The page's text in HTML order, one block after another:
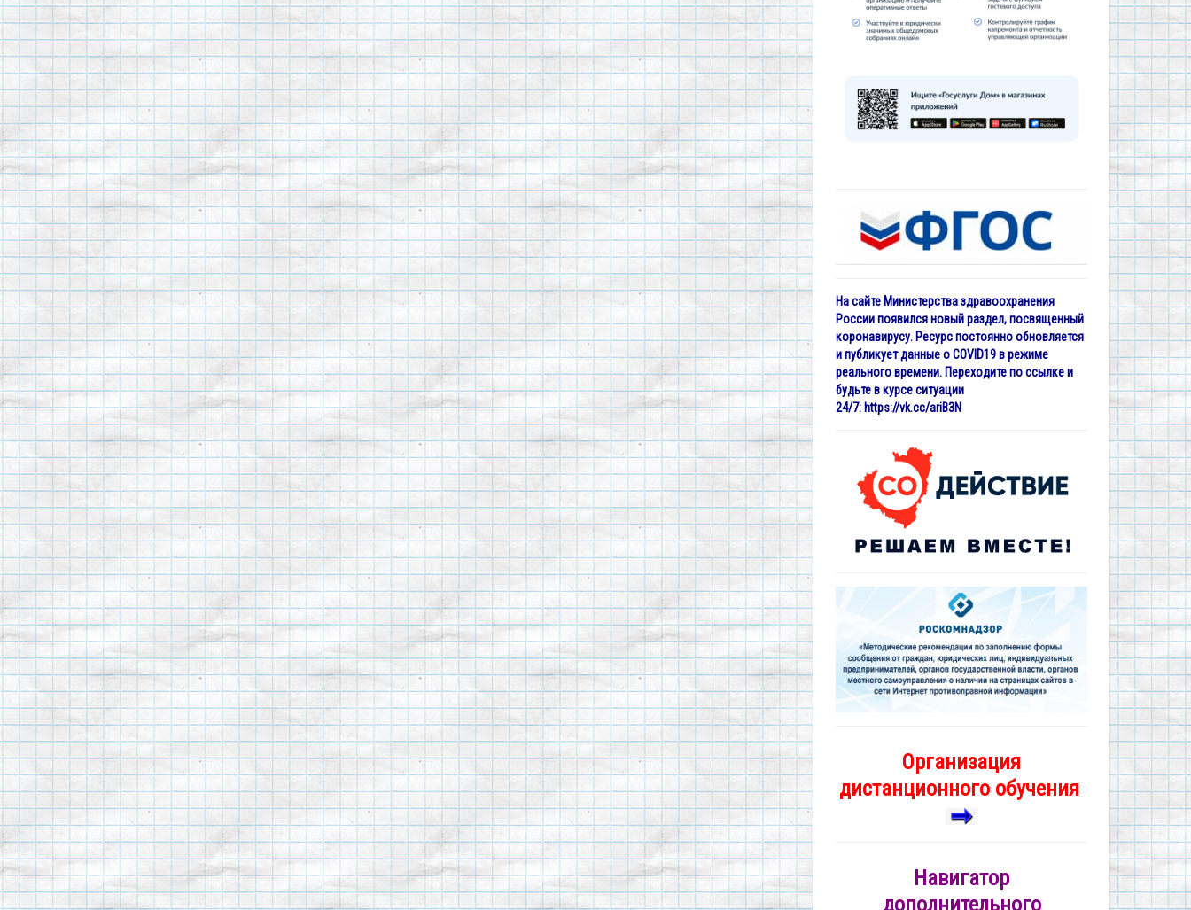
На сайте Министерства здравоохранения
России появился новый раздел, посвященный
коронавирусу. Ресурс постоянно обновляется
и публикует данные о COVID19 в режиме
реального времени. Переходите по ссылке и
будьте в курсе ситуации
24/7: https://vk.cc/ariB3N
Организация
дистанционного обучения
Навигатор
дополнительного